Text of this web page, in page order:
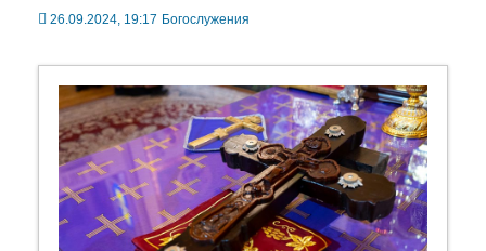
26.09.2024, 19:17 Богослужения